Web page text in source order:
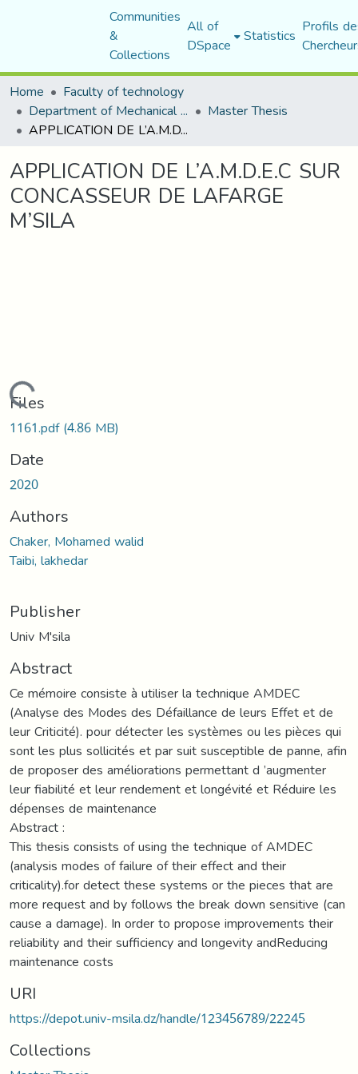
Communities
&
Collections
All of
DSpace Statistics Profils
Home
Faculty of technology
Department of Mechanical Engineering Master Thesis
APPLICATION DE L’A.M.D.E.C SUR CONCASSEUR DE LAFARGE M’SILA
APPLICATION DE L’A.M.D.E.C SUR
CONCASSEUR DE LAFARGE
M’SILA
Loading...
Files
1161.pdf(4.86 MB)
Date
2020
Authors
Chaker, Mohamed walid
Taibi, lakhedar
Publisher
Univ M'sila
Abstract
Ce mémoire consiste à utiliser la technique AMDEC
(Analyse des Modes des Défaillance de leurs Effet et de
leur Criticité). pour détecter les systèmes ou les pièces qui
sont les plus sollicités et par suit susceptible de panne, afin
de proposer des améliorations permettant d ’augmenter
leur fiabilité et leur rendement et longévité et Réduire les
dépenses de maintenance
Abstract :
This thesis consists of using the technique of AMDEC
(analysis modes of failure of their effect and their
criticality).for detect these systems or the pieces that are
more request and by follows the break down sensitive (can
cause a damage). In order to propose improvements their
reliability and their sufficiency and longevity andReducing
maintenance costs
URI
https://depot.univ-msila.dz/handle/123456789/22245
Collections